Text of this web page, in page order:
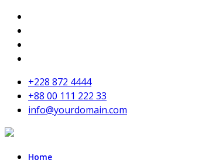
+228 872 4444
+88 00 111 222 33
info@yourdomain.com
Home